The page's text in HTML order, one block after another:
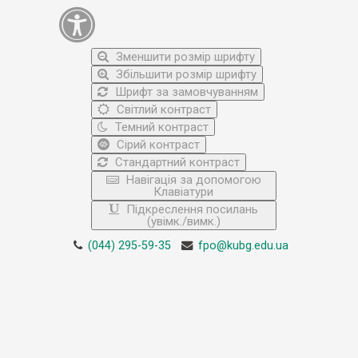
Зменшити розмір шрифту
Збільшити розмір шрифту
Шрифт за замовчуванням
Світлий контраст
Темний контраст
Сірий контраст
Стандартний контраст
Навігація за допомогою
Клавіатури
Підкреслення посилань
(увімк./вимк.)
(044) 295-59-35 fpo@kubg.edu.ua